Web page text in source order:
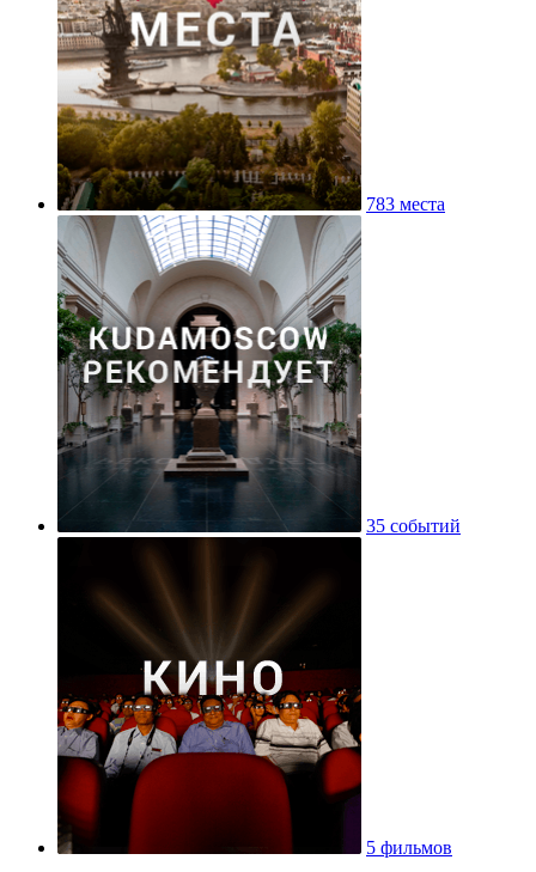
783 места
35 событий
5 фильмов